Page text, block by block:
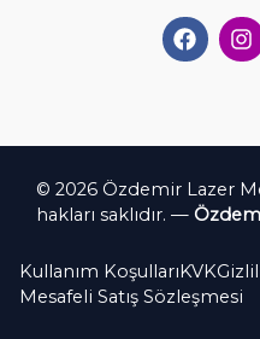
F
a
c
o
k
I
n
s
r
a
© 2026 Özdemir Lazer
hakları saklıdır. —
Kullanım KoşullarıKVK
Mesafeli Satış Sözleşmesi